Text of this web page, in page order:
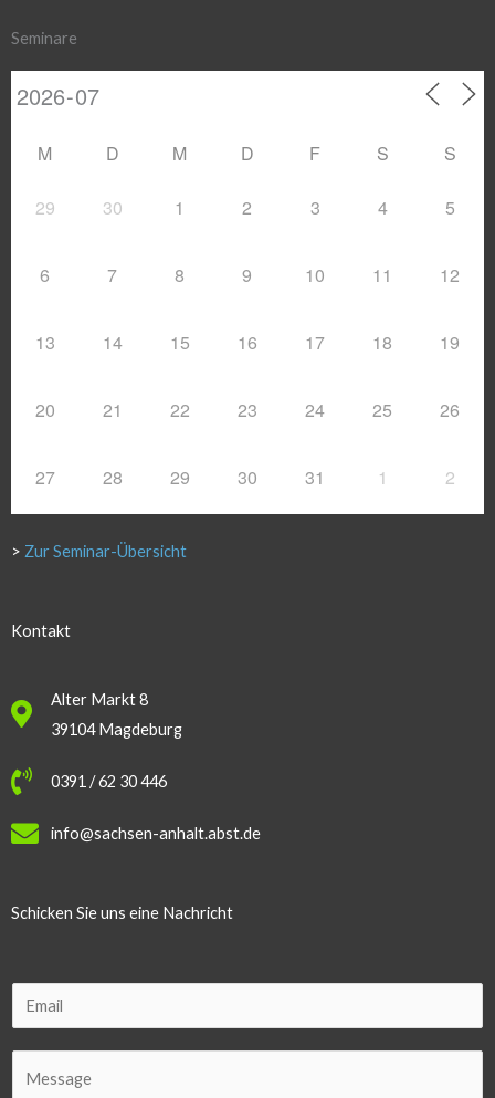
Seminare
M D M D F S S
29 30 1 2 3 4 5
6 7 8 9 10 11 12
13 14 15 16 17 18 19
20 21 22 23 24 25 26
27 28 29 30 31 1 2
> Zur Seminar-Übersicht
Kontakt
Alter Markt 8
39104 Magdeburg
0391 / 62 30 446
info@sachsen-anhalt.abst.de
Schicken Sie uns eine Nachricht
m
a